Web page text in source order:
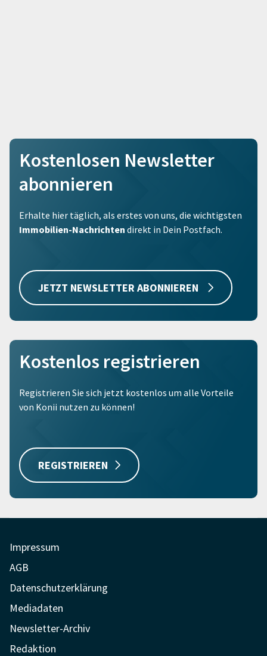
Kostenlosen Newsletter
abonnieren
Erhalte hier täglich, als erstes von uns, die wichtigsten
Immobilien-Nachrichten direkt in Dein Postfach.
JETZT NEWSLETTER ABONNIEREN
Kostenlos registrieren
Registrieren Sie sich jetzt kostenlos um alle Vorteile
von Konii nutzen zu können!
REGISTRIEREN
Impressum
AGB
Datenschutzerklärung
Mediadaten
Newsletter-Archiv
Redaktion